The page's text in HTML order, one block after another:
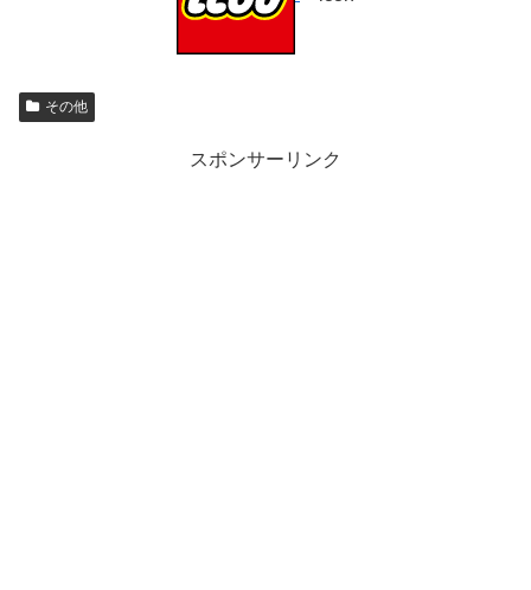
その他
スポンサーリンク